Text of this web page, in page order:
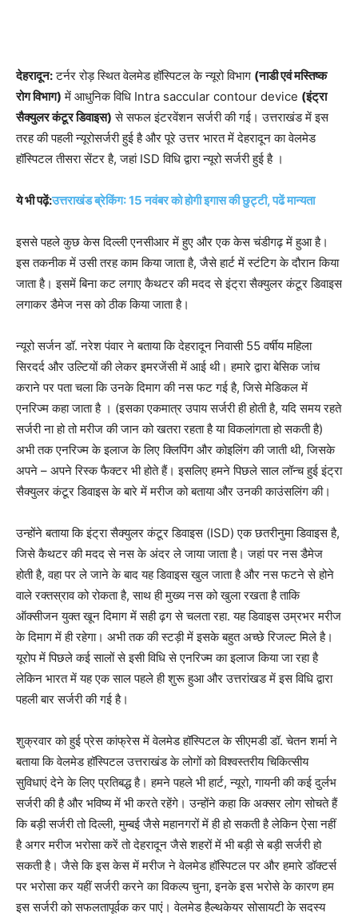
देहरादून:टर्नर रोड़ स्थित वेलमेड हॉस्पिटल के न्यूरो विभाग (नाडी एवं मस्तिष्क
रोग विभाग) में आधुनिक विधि Intra saccular contour device (इंट्रा
सैक्युलर कंटूर डिवाइस) से सफल इंटरवेंशन सर्जरी की गई। उत्तराखंड में इस
तरह की पहली न्यूरोसर्जरी हुई है और पूरे उत्तर भारत में देहरादून का वेलमेड
हॉस्पिटल तीसरा सेंटर है, जहां ISD विधि द्वारा न्यूरो सर्जरी हुई है ।
ये भी पढ़ें:उत्तराखंड ब्रेकिंग: 15 नवंबर को होगी इगास की छुट्टी, पढें मान्यता
इससे पहले कुछ केस दिल्ली एनसीआर में हुए और एक केस चंडीगढ़ में हुआ है।
इस तकनीक में उसी तरह काम किया जाता है, जैसे हार्ट में स्टंटिग के दौरान किया
जाता है। इसमें बिना कट लगाए कैथटर की मदद से इंट्रा सैक्युलर कंटूर डिवाइस
लगाकर डैमेज नस को ठीक किया जाता है।
न्यूरो सर्जन डॉ. नरेश पंवार ने बताया कि देहरादून निवासी 55 वर्षीय महिला
सिरदर्द और उल्टियों की लेकर इमरजेंसी में आई थी। हमारे द्वारा बेसिक जांच
कराने पर पता चला कि उनके दिमाग की नस फट गई है, जिसे मेडिकल में
एनरिज्म कहा जाता है । (इसका एकमात्र उपाय सर्जरी ही होती है, यदि समय रहते
सर्जरी ना हो तो मरीज की जान को खतरा रहता है या विकलांगता हो सकती है)
अभी तक एनरिज्म के इलाज के लिए क्लिपिंग और कोइलिंग की जाती थी, जिसके
अपने – अपने रिस्क फैक्टर भी होते हैं। इसलिए हमने पिछले साल लॉन्च हुई इंट्रा
सैक्युलर कंटूर डिवाइस के बारे में मरीज को बताया और उनकी काउंसलिंग की।
उन्होंने बताया कि इंट्रा सैक्युलर कंटूर डिवाइस (ISD) एक छतरीनुमा डिवाइस है,
जिसे कैथटर की मदद से नस के अंदर ले जाया जाता है। जहां पर नस डैमेज
होती है, वहा पर ले जाने के बाद यह डिवाइस खुल जाता है और नस फटने से होने
वाले रक्तस्राव को रोकता है, साथ ही मुख्य नस को खुला रखता है ताकि
ऑक्सीजन युक्त खून दिमाग में सही ढ़ग से चलता रहा. यह डिवाइस उम्रभर मरीज
के दिमाग में ही रहेगा। अभी तक की स्टड़ी में इसके बहुत अच्छे रिजल्ट मिले है।
यूरोप में पिछले कई सालों से इसी विधि से एनरिज्म का इलाज किया जा रहा है
लेकिन भारत में यह एक साल पहले ही शुरू हुआ और उत्तरांखड में इस विधि द्वारा
पहली बार सर्जरी की गई है।
शुक्रवार को हुई प्रेस कांफ्रेस में वेलमेड हॉस्पिटल के सीएमडी डॉ. चेतन शर्मा ने
बताया कि वेलमेड हॉस्पिटल उत्तराखंड के लोगों को विश्वस्तरीय चिकित्सीय
सुविधाएं देने के लिए प्रतिबद्ध है। हमने पहले भी हार्ट, न्यूरो, गायनी की कई दुर्लभ
सर्जरी की है और भविष्य में भी करते रहेंगे। उन्होंने कहा कि अक्सर लोग सोचते हैं
कि बड़ी सर्जरी तो दिल्ली, मुम्बई जैसे महानगरों में ही हो सकती है लेकिन ऐसा नहीं
है अगर मरीज भरोसा करें तो देहरादून जैसे शहरों में भी बड़ी से बड़ी सर्जरी हो
सकती है। जैसे कि इस केस में मरीज ने वेलमेड हॉस्पिटल पर और हमारे डॉक्टर्स
पर भरोसा कर यहीं सर्जरी करने का विकल्प चुना, इनके इस भरोसे के कारण हम
इस सर्जरी को सफलतापूर्वक कर पाएं। वेलमेड हैल्थकेयर सोसायटी के सदस्य